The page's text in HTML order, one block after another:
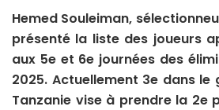
Hemed Souleiman,
présenté la liste des joueurs
aux 5e et 6e journées des
2025. Actuellement 3e dans
Tanzanie vise à prendre la 2e